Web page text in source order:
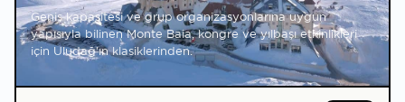
Geniş kapasitesi ve grup organizasyonlarına uygun
yapısıyla bilinen Monte Baia, kongre ve yılbaşı etkinlikleri
için Uludağ'ın klasiklerinden.